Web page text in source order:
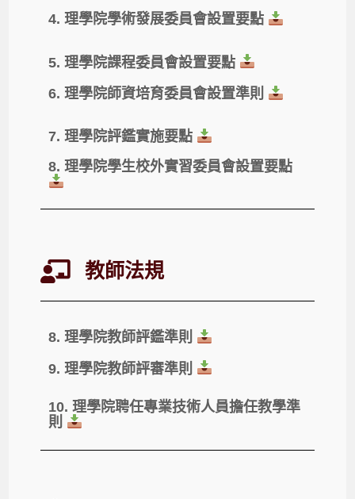
4. 理學院學術發展委員會設置要點
5. 理學院課程委員會設置要點
6. 理學院師資培育委員會設置準則
7. 理學院評鑑實施要點
8. 理學院學生校外實習委員會設置要點
教師法規
8. 理學院教師評鑑準則
9. 理學院教師評審準則
10. 理學院聘任專業技術人員擔任教學準
則